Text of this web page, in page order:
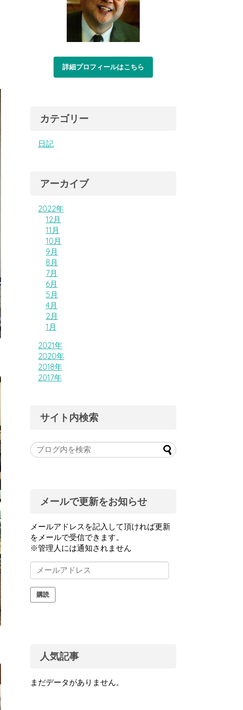
詳細プロフィールはこちら
カテゴリー
日記
アーカイブ
2022年
12月
11月
10月
9月
8月
7月
6月
5月
4月
2月
1月
2021年
2020年
2018年
2017年
サイト内検索
メールで更新をお知らせ
メールアドレスを記入して頂ければ更新
をメールで受信できます。
※管理人には通知されません
メ
ー
ル
ア購読
人気記事
まだデータがありません。